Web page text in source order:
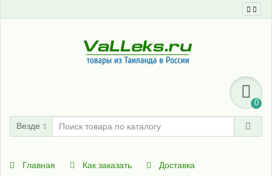
0
Везде
Главная Как заказать
Доставка